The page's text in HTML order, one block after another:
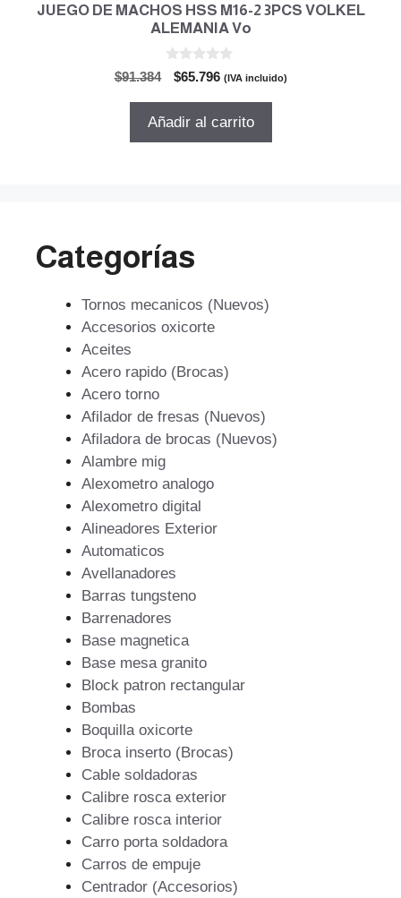
JUEGO DE MACHOS HSS M16-2 3PCS VOLKEL
ALEMANIA Vo
$91.384
El
original
$65.796El
actual
(IVA incluido)
Añadir al carrito
Categorías
Tornos mecanicos (Nuevos)
Accesorios oxicorte
Aceites
Acero rapido (Brocas)
Acero torno
Afilador de fresas (Nuevos)
Afiladora de brocas (Nuevos)
Alambre mig
Alexometro analogo
Alexometro digital
Alineadores Exterior
Automaticos
Avellanadores
Barras tungsteno
Barrenadores
Base magnetica
Base mesa granito
Block patron rectangular
Bombas
Boquilla oxicorte
Broca inserto (Brocas)
Cable soldadoras
Calibre rosca exterior
Calibre rosca interior
Carro porta soldadora
Carros de empuje
Centrador (Accesorios)